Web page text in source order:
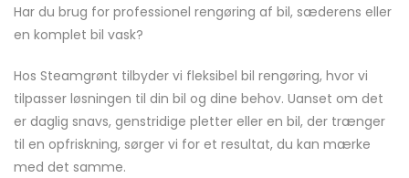
Har du brug for professionel rengøring af bil, sæderens eller
en komplet bil vask?
Hos Steamgrønt tilbyder vi fleksibel bil rengøring, hvor vi
tilpasser løsningen til din bil og dine behov. Uanset om det
er daglig snavs, genstridige pletter eller en bil, der trænger
til en opfriskning, sørger vi for et resultat, du kan mærke
med det samme.